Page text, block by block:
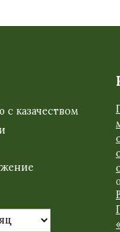
казачеством